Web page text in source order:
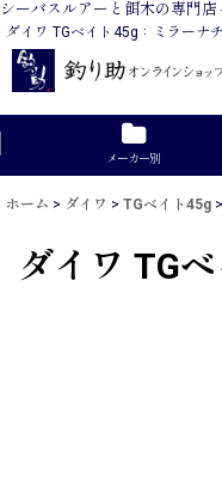
シーバスルアーと餌木の専門店
ダイワ TGベイト45g：ミラーナ
メーカー別
ホーム > ダイワ > TGベイト45g >
ダイワ TG